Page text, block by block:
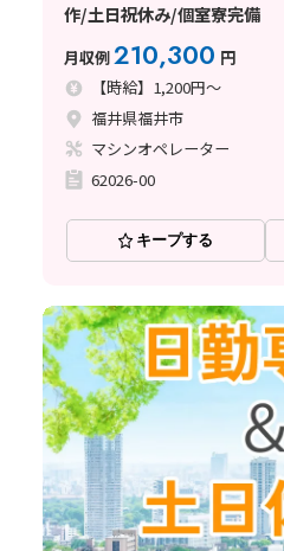
作/土日祝休み/個室寮完備
月収例210,300 円
【時給】1,200円～
福井県福井市
マシンオペレーター
62026-00
キープする